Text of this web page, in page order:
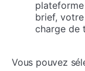
brief,
charge de
Vous pouvez